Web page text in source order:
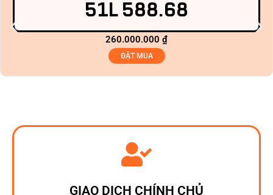
51L 588.68
260.000.000 ₫
ĐẶT MUA
GIAO DỊCH CHÍNH CHỦ